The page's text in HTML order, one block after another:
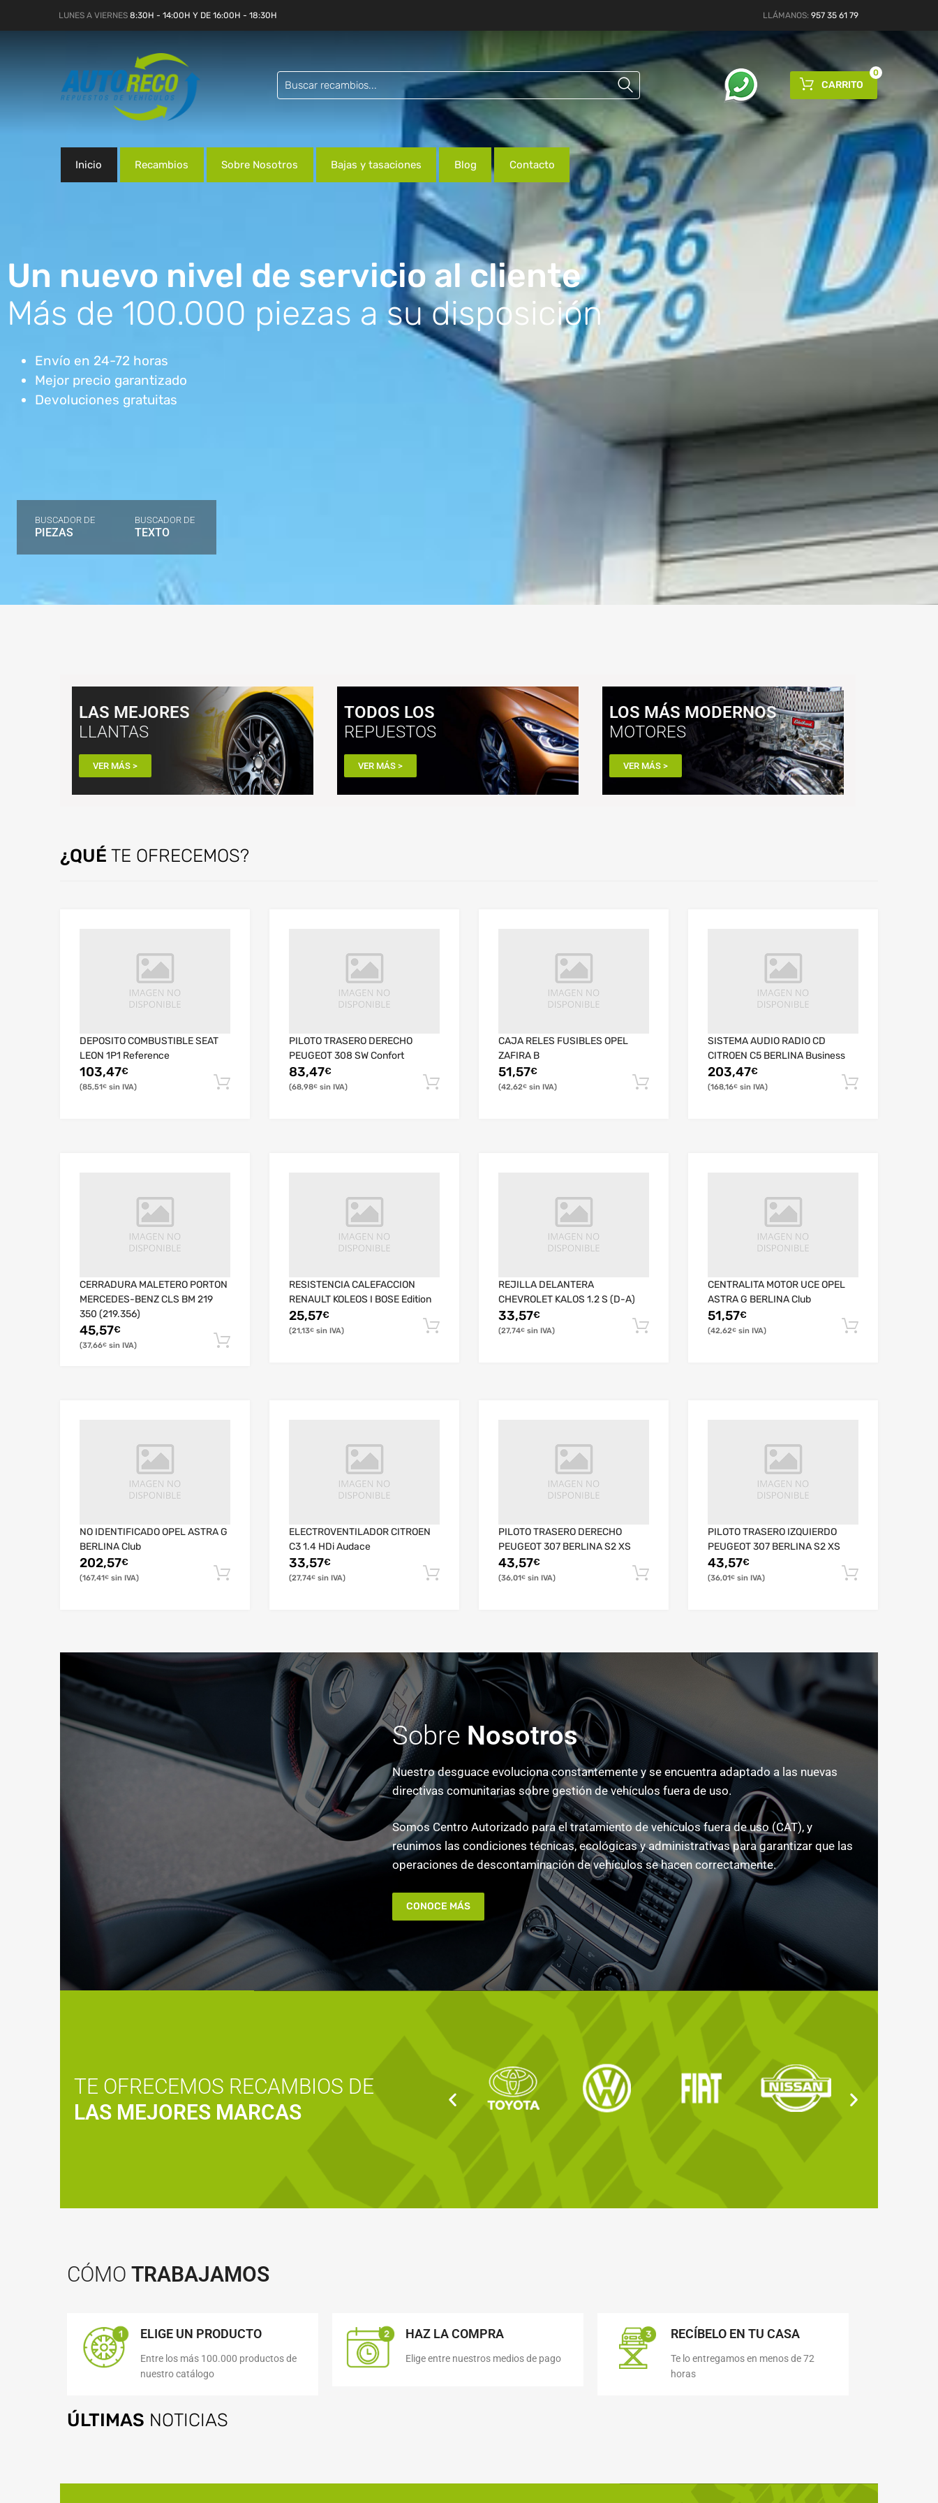
LUNES A VIERNES 8:30H - 14:00H Y DE 16:00H - 18:30H LLÁMANOS: 957 35 61 79
CARRITO
0
Inicio Recambios Sobre Nosotros Bajas y tasaciones Blog Contacto
Un nuevo nivel de servicio al cliente
Más de 100.000 piezas a su disposición
Envío en 24-72 horas
Mejor precio garantizado
Devoluciones gratuitas
BUSCADOR DE
PIEZAS
BUSCADOR DE
TEXTO
LAS MEJORES
LLANTAS
VER MÁS >
TODOS LOS
REPUESTOS
VER MÁS >
LOS MÁS MODERNOS
MOTORES
VER MÁS >
¿QUÉ TE OFRECEMOS?
DEPOSITO COMBUSTIBLE SEAT
LEON 1P1 Reference
103,47€
85,51€
PILOTO TRASERO DERECHO
PEUGEOT 308 SW Confort
83,47€
68,98€
CAJA RELES FUSIBLES OPEL
ZAFIRA B
51,57€
42,62€
SISTEMA AUDIO RADIO CD
CITROEN C5 BERLINA Business
203,47€
168,16€
CERRADURA MALETERO PORTON
MERCEDES-BENZ CLS BM 219
350 (219.356)
45,57€
37,66€
RESISTENCIA CALEFACCION
RENAULT KOLEOS I BOSE Edition
25,57€
21,13€
REJILLA DELANTERA
CHEVROLET KALOS 1.2 S (D-A)
33,57€
27,74€
CENTRALITA MOTOR UCE OPEL
ASTRA G BERLINA Club
51,57€
42,62€
NO IDENTIFICADO OPEL ASTRA G
BERLINA Club
202,57€
167,41€
ELECTROVENTILADOR CITROEN
C3 1.4 HDi Audace
33,57€
27,74€
PILOTO TRASERO DERECHO
PEUGEOT 307 BERLINA S2 XS
43,57€
36,01€
PILOTO TRASERO IZQUIERDO
PEUGEOT 307 BERLINA S2 XS
43,57€
36,01€
Sobre Nosotros
Nuestro desguace evoluciona constantemente y se encuentra adaptado a las nuevas
directivas comunitarias sobre gestión de vehículos fuera de uso.
Somos Centro Autorizado para el tratamiento de vehículos fuera de uso (CAT), y
reunimos las condiciones técnicas, ecológicas y administrativas para garantizar que las
operaciones de descontaminación de vehículos se hacen correctamente.
CONOCE MÁS
TE OFRECEMOS RECAMBIOS DE
LAS MEJORES MARCAS
CÓMO TRABAJAMOS
ELIGE UN PRODUCTO
Entre los más 100.000 productos de
nuestro catálogo
HAZ LA COMPRA
Elige entre nuestros medios de pago
RECÍBELO EN TU CASA
Te lo entregamos en menos de 72
horas
ÚLTIMAS NOTICIAS